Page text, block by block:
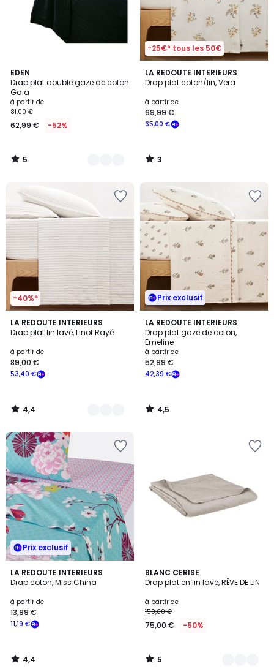
EDEN
Drap plat double gaze de coton
Gaia
à partir de
81,00 €
62,99 € -52%
5
/
5
18
Couleurs
5
/
-25€* tous les 50€
LA REDOUTE INTERIEURS
Drap plat coton/lin, Véra
à partir de
35,00 €
69,99 €
3
/
3
/
-40%*
LA REDOUTE INTERIEURS
Drap plat lin lavé, Linot Rayé
à partir de
53,40 €
89,00 €
4,4
/ 5
3
Couleurs
4,4
/
Prix exclusif
LA REDOUTE INTERIEURS
Drap plat gaze de coton,
Emeline
à partir de
42,39 €
52,99 €
4,5
/ 5
4,5
/
Prix exclusif
LA REDOUTE INTERIEURS
Drap coton, Miss China
à partir de
11,19 €
13,99 €
4,4
/ 5
4,4
/
BLANC CERISE
Drap plat en lin lavé, RÊVE DE LIN
à partir de
150,00 €
75,00 € -50%
5
/
8
Couleurs
5
/